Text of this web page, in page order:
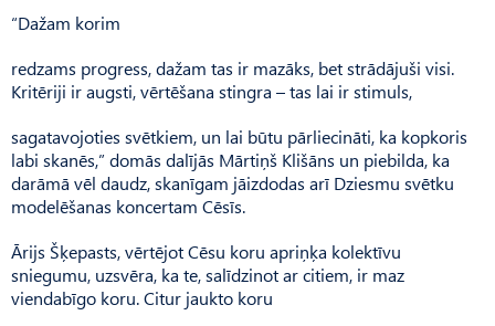
“Dažam korim
redzams progress, dažam tas ir mazāks, bet strādājuši visi.
Kritēriji ir augsti, vērtēšana stingra – tas lai ir stimuls,
sagatavojoties svētkiem, un lai būtu pārliecināti, ka kopkoris
labi skanēs,” domās dalījās Mārtiņš Klišāns un piebilda, ka
darāmā vēl daudz, skanīgam jāizdodas arī Dziesmu svētku
modelēšanas koncertam Cēsīs.
Ārijs Šķepasts, vērtējot Cēsu koru apriņķa kolektīvu
sniegumu, uzsvēra, ka te, salīdzinot ar citiem, ir maz
viendabīgo koru. Citur jaukto koru